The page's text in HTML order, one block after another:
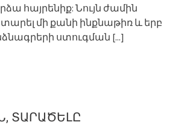
հայրենիք: Նույն ժամին
մի քանի ինքնաթիռ և երբ
ստուգման [...]
ՏԱՐԱԾԵԼԸ